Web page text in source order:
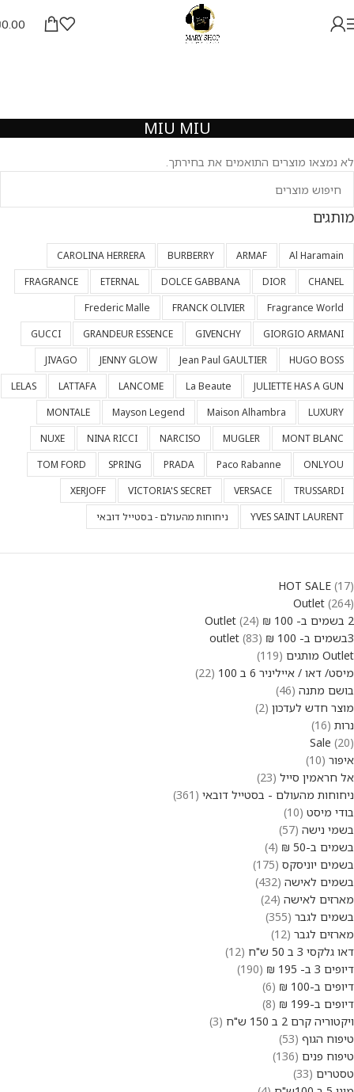
0.00
MIU MIU
לא נמצאו מוצרים התואמים את בחירתך.
מותגים
Al Haramain
ARMAF
BURBERRY
CAROLINA HERRERA
CHANEL
DIOR
DOLCE GABBANA
ETERNAL
FRAGRANCE
Fragrance World
FRANCK OLIVIER
Frederic Malle
GIORGIO ARMANI
GIVENCHY
GRANDEUR ESSENCE
GUCCI
HUGO BOSS
Jean Paul GAULTIER
JENNY GLOW
JIVAGO
JULIETTE HAS A GUN
La Beaute
LANCOME
LATTAFA
LELAS
LUXURY
Maison Alhambra
Mayson Legend
MONTALE
MONT BLANC
MUGLER
NARCISO
NINA RICCI
NUXE
ONLYOU
Paco Rabanne
PRADA
SPRING
TOM FORD
TRUSSARDI
VERSACE
VICTORIA'S SECRET
XERJOFF
YVES SAINT LAURENT
ניחוחות מהעולם - בסטייל דובאי
HOT SALE 17
Outlet 264
2 בשמים ב- 100 ₪ Outlet
24
3בשמים ב- 100 ₪ outlet
83
Outlet מותגים
119
מיסט/ דאו / אייליניר 6 ב 100
22
בושם מתנה 46
מוצר חדש לעדכון 2
נרות 16
Sale 20
איפור 10
אל חראמין סייל 23
ניחוחות מהעולם - בסטייל דובאי
361
בודי מיסט 10
בשמי נישה 57
בשמים ב-50 ₪
4
בשמים יוניסקס 175
בשמים לאישה 432
מארזים לאישה 24
בשמים לגבר 355
מארזים לגבר 12
דאו גלקסי 3 ב 50 ש"ח
12
דיופים 3 ב- 195 ₪
190
דיופים ב-100 ₪
6
דיופים ב-199 ₪
8
ויקטוריה קרם 2 ב 150 ש"ח
3
טיפוח הגוף 53
טיפוח פנים 136
טסטרים 33